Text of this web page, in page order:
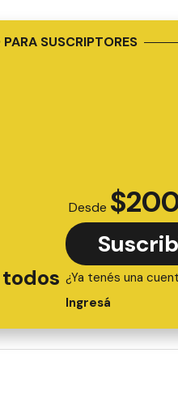
SUSCRIPTORES
Desde $
¿Ya tenés una
Ingresá